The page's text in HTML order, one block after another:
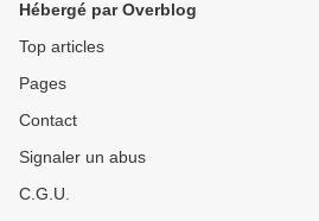
Hébergé par Overblog
Top articles
Pages
Contact
Signaler un abus
C.G.U.